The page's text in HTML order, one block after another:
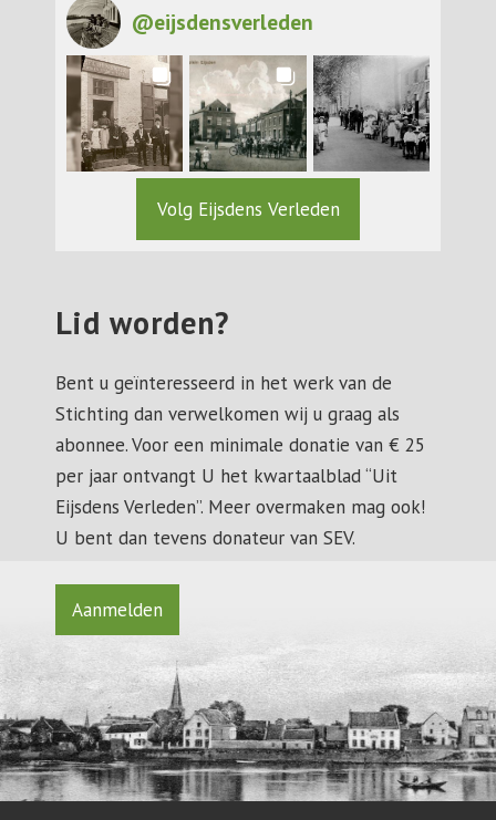
@eijsdensverleden
Volg Eijsdens Verleden
Lid worden?
Bent u geïnteresseerd in het werk van de
Stichting dan verwelkomen wij u graag als
abonnee. Voor een minimale donatie van € 25
per jaar ontvangt U het kwartaalblad “Uit
Eijsdens Verleden”. Meer overmaken mag ook!
U bent dan tevens donateur van SEV.
Aanmelden